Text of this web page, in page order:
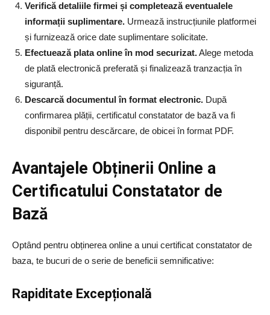
Verifică detaliile firmei și completează eventualele
informații suplimentare. Urmează instrucțiunile platformei
și furnizează orice date suplimentare solicitate.
Efectuează plata online în mod securizat.Alege metoda
de plată electronică preferată și finalizează tranzacția în
siguranță.
Descarcă documentul în format electronic. După
confirmarea plății, certificatul constatator de bază va fi
disponibil pentru descărcare, de obicei în format PDF.
Avantajele Obținerii Online a
Certificatului Constatator de
Bază
Optând pentru obținerea online a unui certificat constatator de
baza, te bucuri de o serie de beneficii semnificative:
Rapiditate Excepțională